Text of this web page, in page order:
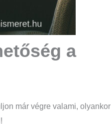
a
már végre valami, olyankor